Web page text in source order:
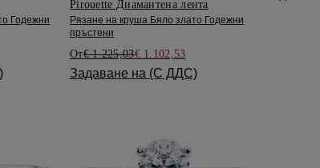
Годежни
Pirouette Диамантена лента
Рязане на круша Бяло злато Годежни
пръстени
От€ 1.225,03€ 1.102,53
Задаване на (С ДДС)